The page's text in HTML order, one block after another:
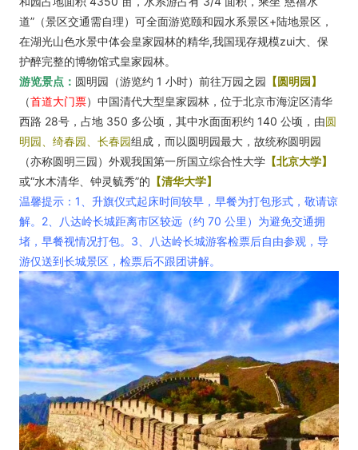
道”（景区交通需自理）可全面游览颐和园水系景区+陆地景区，
在湖光山色水景中体会皇家园林的精华,我国现存规模zui大、保
护醉完整的博物馆式皇家园林。
游览景点： 圆明园（游览约 1 小时） 前往万园之园 【圆明园】
（首道大门票）中国清代大型皇家园林，位于北京市海淀区清华
西路 28号，占地 350 多公顷，其中水面面积约 140 公顷，由圆
明园、绮春园、长春园组成，而以圆明园最大，故统称圆明园
（亦称圆明三园）外观我国第一所国立综合性大学 【北京大学】
或“水木清华、钟灵毓秀”的 【清华大学】
温馨提示 ：1、升旗仪式起床时间较早，早餐为打包形式，敬请谅
解。 2、八达岭长城距离市区较远（约 70 公里）为避免交通拥
堵，早餐视情况打包。 3、八达岭长城游客检票后自由参观，导
游仅送到长城景区，检票后不跟团讲解。